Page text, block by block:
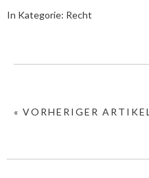
In Kategorie: Recht
« VORHERIGER ARTIKEL